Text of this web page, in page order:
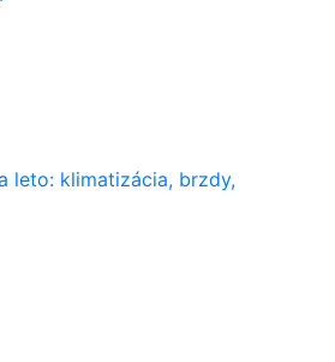
leto: klimatizácia, brzdy,